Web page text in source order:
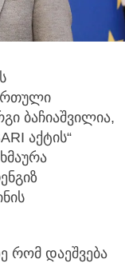
ბაჩიაშვილია,
აქტის“
რომ დაეშვება